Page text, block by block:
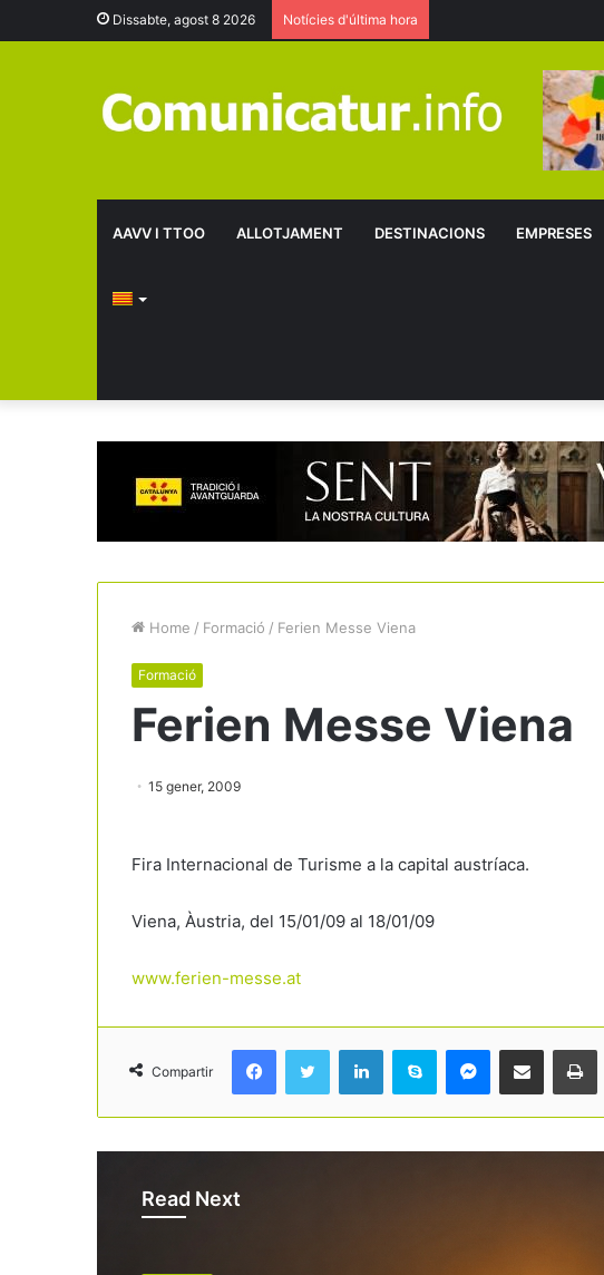
Dissabte, agost 8 2026 Notícies d'última hora
AAVV I TTOO ALLOTJAMENT DESTINACIONS EMPRESES
Home / Formació / Ferien Messe Viena
Formació
Ferien Messe Viena
15 gener, 2009
Fira Internacional de Turisme a la capital austríaca.
Viena, Àustria, del 15/01/09 al 18/01/09
www.ferien-messe.at
Compartir
Read Next